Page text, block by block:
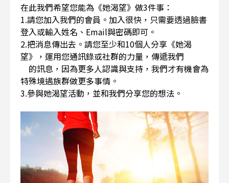
在此我們希望您能為《她渴望》做3件事：
1.請您加入我們的會員。加入很快，只需要透過臉書
登入或輸入姓名、Email與密碼即可。
2.把消息傳出去。請您至少和10個人分享《她渴
望》，運用您通訊錄或社群的力量，傳遞我們
的訊息，因為更多人認識與支持，我們才有機會為
特殊境遇族群做更多事情。
3.參與她渴望活動，並和我們分享您的想法。